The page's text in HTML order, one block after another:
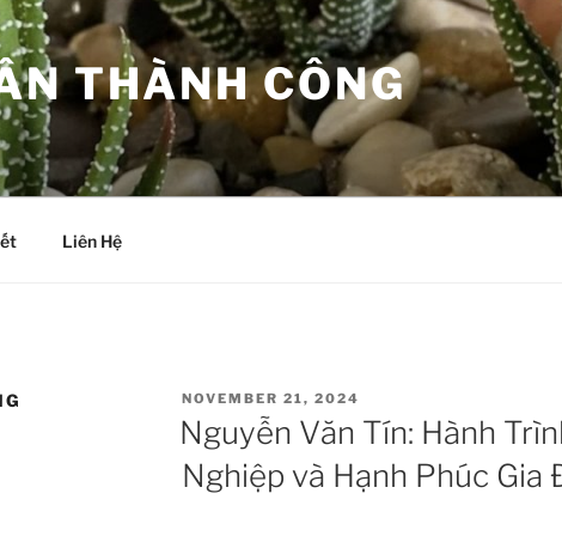
THÀNH CÔNG
Liên Hệ
POSTED
ON
NOVEMBER 21, 2024
Nguyễn Văn Tín: Hành
Nghiệp và Hạnh Phúc Gia